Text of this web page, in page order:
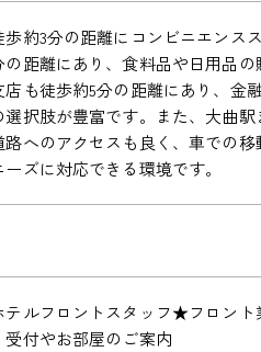
歩約3分の距離にコンビニエンス
の距離にあり、食料品や日用品
店も徒歩約5分の距離にあり、金
選択肢が豊富です。また、大曲
路へのアクセスも良く、車での
ーズに対応できる環境です。
テルフロントスタッフ★フロン
受付やお部屋のご案内